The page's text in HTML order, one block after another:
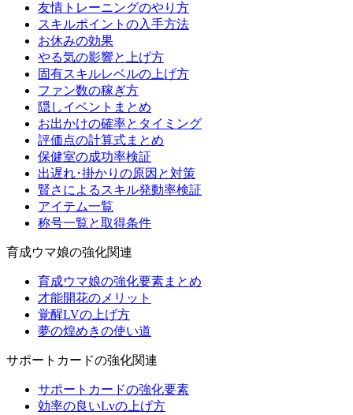
友情トレーニングのやり方
スキルポイントの入手方法
お休みの効果
やる気の影響と上げ方
固有スキルレベルの上げ方
ファン数の稼ぎ方
隠しイベントまとめ
お出かけの確率とタイミング
評価点の計算式まとめ
保健室の成功率検証
出遅れ･掛かりの原因と対策
賢さによるスキル発動率検証
アイテム一覧
称号一覧と取得条件
育成ウマ娘の強化関連
育成ウマ娘の強化要素まとめ
才能開花のメリット
覚醒LVの上げ方
夢の煌めきの使い道
サポートカードの強化関連
サポートカードの強化要素
効率の良いLvの上げ方